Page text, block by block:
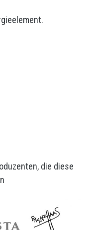
die diese